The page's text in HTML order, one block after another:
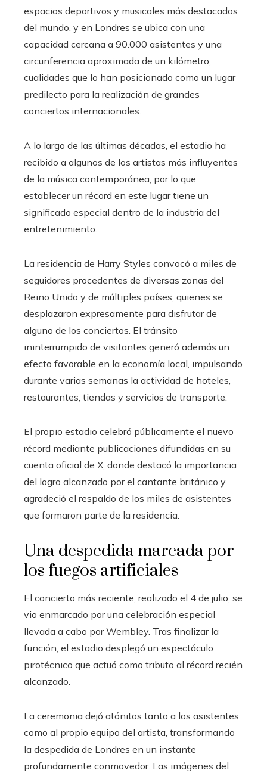
espacios deportivos y musicales más destacados
del mundo, y en Londres se ubica con una
capacidad cercana a 90.000 asistentes y una
circunferencia aproximada de un kilómetro,
cualidades que lo han posicionado como un lugar
predilecto para la realización de grandes
conciertos internacionales.
A lo largo de las últimas décadas, el estadio ha
recibido a algunos de los artistas más influyentes
de la música contemporánea, por lo que
establecer un récord en este lugar tiene un
significado especial dentro de la industria del
entretenimiento.
La residencia de Harry Styles convocó a miles de
seguidores procedentes de diversas zonas del
Reino Unido y de múltiples países, quienes se
desplazaron expresamente para disfrutar de
alguno de los conciertos. El tránsito
ininterrumpido de visitantes generó además un
efecto favorable en la economía local, impulsando
durante varias semanas la actividad de hoteles,
restaurantes, tiendas y servicios de transporte.
El propio estadio celebró públicamente el nuevo
récord mediante publicaciones difundidas en su
cuenta oficial de X, donde destacó la importancia
del logro alcanzado por el cantante británico y
agradeció el respaldo de los miles de asistentes
que formaron parte de la residencia.
Una despedida marcada por
los fuegos artificiales
El concierto más reciente, realizado el 4 de julio, se
vio enmarcado por una celebración especial
llevada a cabo por Wembley. Tras finalizar la
función, el estadio desplegó un espectáculo
pirotécnico que actuó como tributo al récord recién
alcanzado.
La ceremonia dejó atónitos tanto a los asistentes
como al propio equipo del artista, transformando
la despedida de Londres en un instante
profundamente conmovedor. Las imágenes del